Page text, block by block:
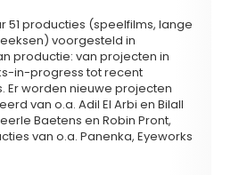
51 producties (speelfilms, lange
voorgesteld in
productie: van projecten in
in-progress tot recent
Er worden nieuwe projecten
van o.a. Adil El Arbi en Bilall
Baetens en Robin Pront,
van o.a. Panenka, Eyeworks